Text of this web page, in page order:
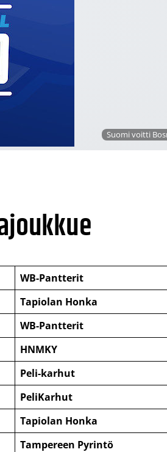
Suomi voitti
WB-Pantterit
Tapiolan Honka
WB-Pantterit
HNMKY
Peli-karhut
PeliKarhut
Tapiolan Honka
Tampereen Pyrintö